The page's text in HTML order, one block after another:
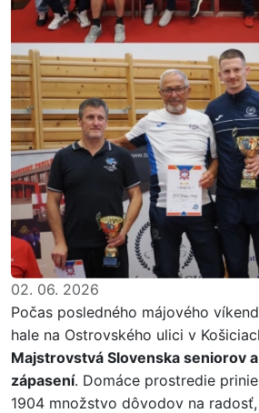
02. 06. 2026
Počas posledného májového
hale na Ostrovského ulici v
Majstrovstvá Slovenska seniorov
zápasení. Domáce prostredie
1904 množstvo dôvodov na